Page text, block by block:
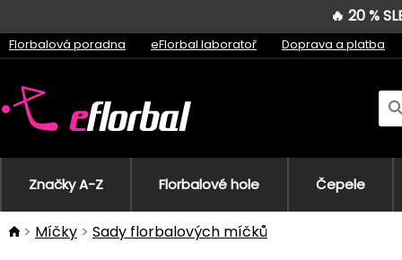
🔥 20 %
Florbalová poradna eFlorbal laboratoř Doprava a platba
Značky A-Z Florbalové hole Čepele
Míčky Sady florbalových míčků